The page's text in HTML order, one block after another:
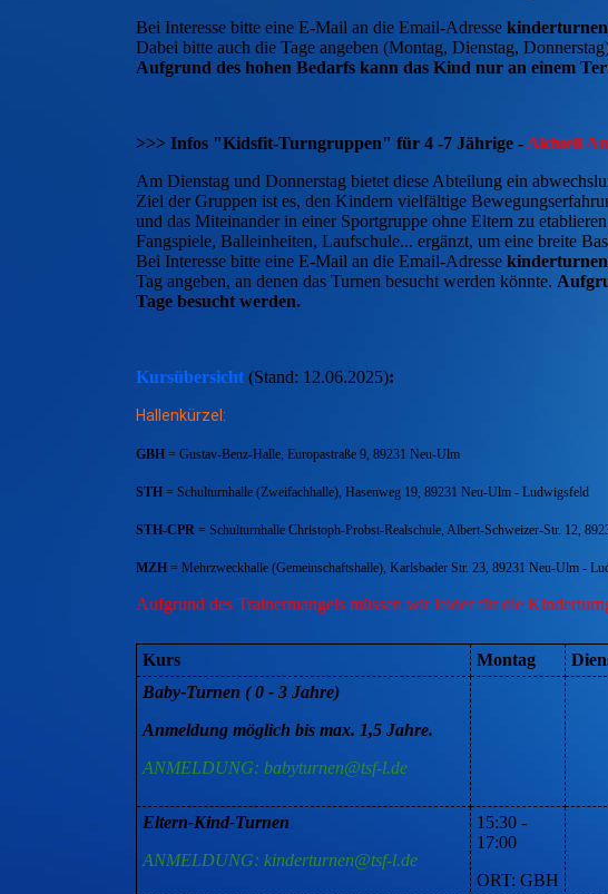
Bei Interesse bitte eine E-Mail an die Email-Adresse
Dabei bitte auch die Tage angeben (Montag, Dienstag,
Aufgrund des hohen Bedarfs kann das Kind nur an einem
>>> Infos "Kidsfit-Turngruppen" für 4 -7 Jährige - Aktuell
Am Dienstag und Donnerstag bietet diese Abteilung ein
Ziel der Gruppen ist es, den Kindern vielfältige
und das Miteinander in einer Sportgruppe ohne Eltern zu
Fangspiele, Balleinheiten, Laufschule... ergänzt, um eine breite
Bei Interesse bitte eine E-Mail an die Email-Adresse
Tag angeben, an denen das Turnen besucht werden könnte.
Tage besucht werden.
Kursübersicht (Stand: 12.06.2025):
Hallenkürzel:
GBH = Gustav-Benz-Halle, Europastraße 9, 89231 Neu-Ulm
STH = Schulturnhalle (Zweifachhalle), Hasenweg 19, 89231 Neu-Ulm - Ludwigsfeld
STH-CPR = Schulturnhalle Christoph-Probst-Realschule, Albert-Schweizer-Str. 12,
MZH = Mehrzweckhalle (Gemeinschaftshalle), Karlsbader Str. 23, 89231 Neu-Ulm -
Aufgrund des Trainermangels müssen wir leider für die
Kurs Montag
Baby-Turnen ( 0 - 3 Jahre)
Anmeldung möglich bis max. 1,5 Jahre.
ANMELDUNG: babyturnen@tsf-l.de
Eltern-Kind-Turnen
ANMELDUNG: kinderturnen@tsf-l.de
15:30 -
17:00
ORT: GBH